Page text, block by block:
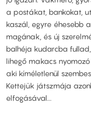
a postákat, bankokat,
kaszál, egyre éhesebb
magának, és új
balhéja kudarcba
lihegő makacs nyomozó
aki kíméletlenül
Kettejük játszmája
elfogásával...